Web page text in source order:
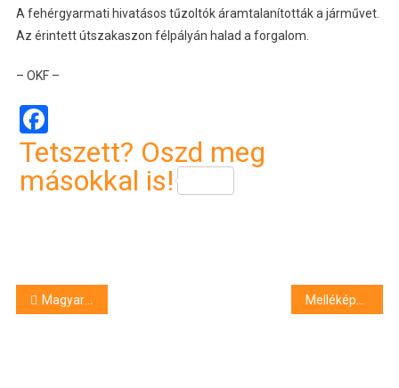
A fehérgyarmati hivatásos tűzoltók áramtalanították a járművet.
Az érintett útszakaszon félpályán halad a forgalom.
– OKF –
Facebook
Tetszett? Oszd meg
másokkal is!
Bejegyzés
Magyar Péter: Orbán Viktor nem kapja meg a 38 milliós végkielégítését Melléképület gyulladt ki Debrecenben